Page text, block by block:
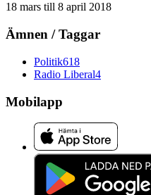
18 mars till 8 april 2018
Ämnen / Taggar
Politik618
Radio Liberal4
Mobilapp